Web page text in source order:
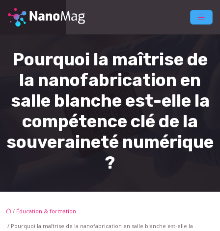
Pourquoi la maîtrise de
la nanofabrication en
salle blanche est-elle la
compétence clé de la
souveraineté numérique
?
/ Éducation & formation
/ Pourquoi la maîtrise de la nanofabrication en salle blanche est-elle la